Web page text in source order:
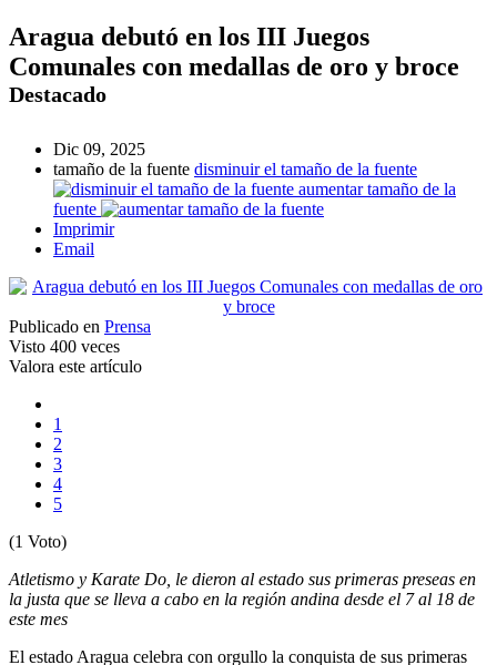
Aragua debutó en los III Juegos
Comunales con medallas de oro y broce
Destacado
Dic 09, 2025
tamaño de la fuente disminuir el tamaño de la fuente
aumentar tamaño de la
fuente
Imprimir
Email
Publicado en Prensa
Visto 400 veces
Valora este artículo
1
2
3
4
5
(1 Voto)
Atletismo y Karate Do, le dieron al estado sus primeras preseas en
la justa que se lleva a cabo en la región andina desde el 7 al 18 de
este mes
El estado Aragua celebra con orgullo la conquista de sus primeras